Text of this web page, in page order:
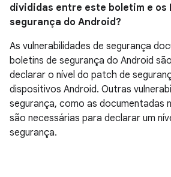
divididas entre este boletim e os
segurança do Android?
As vulnerabilidades de segurança
boletins de segurança do Android
declarar o nível do patch de
dispositivos Android. Outras
segurança, como as documentadas
são necessárias para declarar um
segurança.